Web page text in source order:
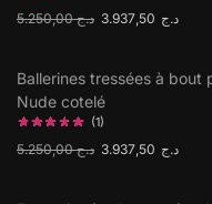
د.ج5.250,00 د.ج
Ballerines tressées à
Nude cotelé
(1)
د.ج5.250,00 د.ج